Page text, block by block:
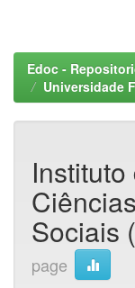
Edoc -
Universidade
Sociais
page